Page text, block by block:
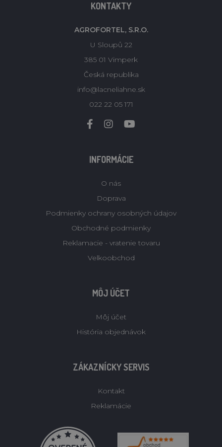
KONTAKTY
AGROFORTEL, S.R.O.
U Sloupů 22
385 01 Vimperk
Česká republika
info@lacneliahne.sk
022 22 05 171
INFORMÁCIE
O nás
Doprava
Podmienky ochrany osobných údajov
Obchodné podmienky
Reklamacie - vratenie tovaru
Velkoobchod
MÔJ ÚČET
Môj účet
História objednávok
ZÁKAZNÍCKY SERVIS
Kontakt
Reklamácie